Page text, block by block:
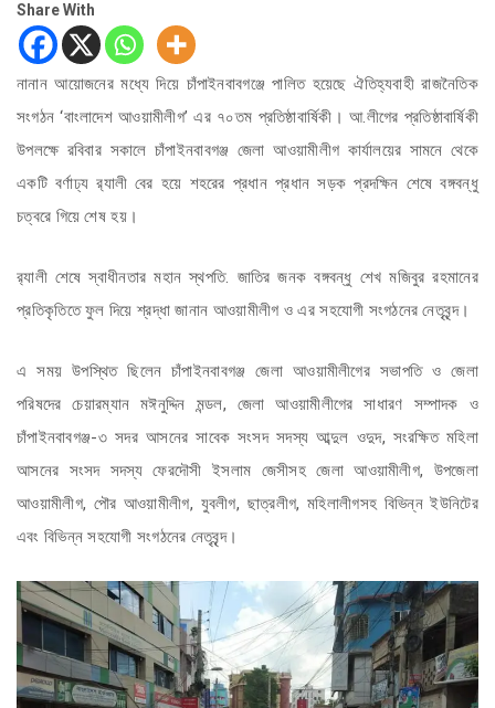
Share With
নানান আয়োজনের মধ্যে দিয়ে চাঁপাইনবাবগঞ্জে পালিত হয়েছে ঐতিহ্যবাহী রাজনৈতিক
সংগঠন ‘বাংলাদেশ আওয়ামীলীগ’ এর ৭০তম প্রতিষ্ঠাবার্ষিকী। আ.লীগের প্রতিষ্ঠাবার্ষিকী
উপলক্ষে রবিবার সকালে চাঁপাইনবাবগঞ্জ জেলা আওয়ামীলীগ কার্যালয়ের সামনে থেকে
একটি বর্ণাঢ্য র‌্যালী বের হয়ে শহরের প্রধান প্রধান সড়ক প্রদক্ষিন শেষে বঙ্গবন্ধু
চত্বরে গিয়ে শেষ হয়।
র‌্যালী শেষে স্বাধীনতার মহান স্থপতি. জাতির জনক বঙ্গবন্ধু শেখ মজিবুর রহমানের
প্রতিকৃতিতে ফুল দিয়ে শ্রদ্ধা জানান আওয়ামীলীগ ও এর সহযোগী সংগঠনের নেতৃবৃন্দ।
এ সময় উপস্থিত ছিলেন চাঁপাইনবাবগঞ্জ জেলা আওয়ামীলীগের সভাপতি ও জেলা
পরিষদের চেয়ারম্যান মঈনুদ্দিন মন্ডল, জেলা আওয়ামীলীগের সাধারণ সম্পাদক ও
চাঁপাইনবাবগঞ্জ-৩ সদর আসনের সাবেক সংসদ সদস্য আব্দুল ওদুদ, সংরক্ষিত মহিলা
আসনের সংসদ সদস্য ফেরদৌসী ইসলাম জেসীসহ জেলা আওয়ামীলীগ, উপজেলা
আওয়ামীলীগ, পৌর আওয়ামীলীগ, যুবলীগ, ছাত্রলীগ, মহিলালীগসহ বিভিন্ন ইউনিটের
এবং বিভিন্ন সহযোগী সংগঠনের নেতৃবৃন্দ।